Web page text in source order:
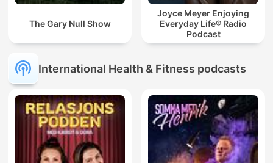
The Gary Null Show
Joyce Meyer Enjoying
Everyday Life® Radio
Podcast
International Health & Fitness podcasts